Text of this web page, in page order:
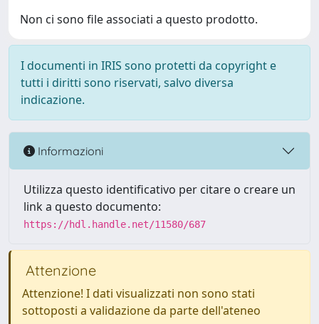
Non ci sono file associati a questo prodotto.
I documenti in IRIS sono protetti da copyright e
tutti i diritti sono riservati, salvo diversa
indicazione.
Informazioni
Utilizza questo identificativo per citare o creare un
link a questo documento:
https://hdl.handle.net/11580/687
Attenzione
Attenzione! I dati visualizzati non sono stati
sottoposti a validazione da parte dell'ateneo